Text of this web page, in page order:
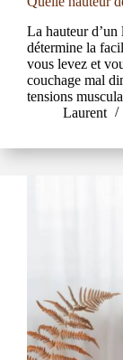
La hauteur d’un
détermine la
vous levez et
couchage mal
tensions
Laurent